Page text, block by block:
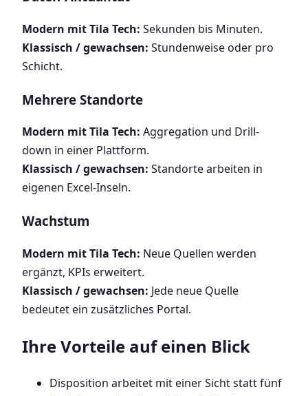
Modern mit Tila Tech: Sekunden bis Minuten.
Klassisch / gewachsen: Stundenweise oder pro
Schicht.
Mehrere Standorte
Modern mit Tila Tech: Aggregation und Drill-
down in einer Plattform.
Klassisch / gewachsen: Standorte arbeiten in
eigenen Excel-Inseln.
Wachstum
Modern mit Tila Tech: Neue Quellen werden
ergänzt, KPIs erweitert.
Klassisch / gewachsen: Jede neue Quelle
bedeutet ein zusätzliches Portal.
Ihre Vorteile auf einen Blick
Disposition arbeitet mit einer Sicht statt fünf